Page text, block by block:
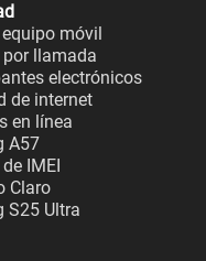
móvil
llamada
electrónicos
de internet
en línea
A57
IMEI
Claro
S25 Ultra